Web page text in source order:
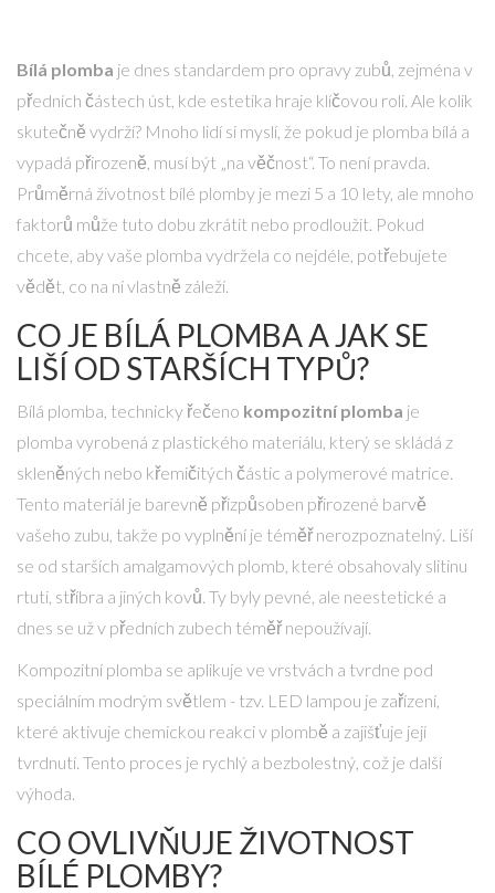
Bílá plomba je dnes standardem pro opravy zubů, zejména v
předních částech úst, kde estetika hraje klíčovou roli. Ale kolik
skutečně vydrží? Mnoho lidí si myslí, že pokud je plomba bílá a
vypadá přirozeně, musí být „na věčnost“. To není pravda.
Průměrná životnost bílé plomby je mezi 5 a 10 lety, ale mnoho
faktorů může tuto dobu zkrátit nebo prodloužit. Pokud
chcete, aby vaše plomba vydržela co nejdéle, potřebujete
vědět, co na ní vlastně záleží.
CO JE BÍLÁ PLOMBA A JAK SE
LIŠÍ OD STARŠÍCH TYPŮ?
Bílá plomba, technicky řečeno kompozitní plomba je
plomba vyrobená z plastického materiálu, který se skládá z
skleněných nebo křemičitých částic a polymerové matrice.
Tento materiál je barevně přizpůsoben přirozené barvě
vašeho zubu, takže po vyplnění je téměř nerozpoznatelný. Liší
se od starších amalgamových plomb, které obsahovaly slitinu
rtuti, stříbra a jiných kovů. Ty byly pevné, ale neestetické a
dnes se už v předních zubech téměř nepoužívají.
Kompozitní plomba se aplikuje ve vrstvách a tvrdne pod
speciálním modrým světlem - tzv. LED lampou je zařízení,
které aktivuje chemickou reakci v plombě a zajišťuje její
tvrdnutí. Tento proces je rychlý a bezbolestný, což je další
výhoda.
CO OVLIVŇUJE ŽIVOTNOST
BÍLÉ PLOMBY?